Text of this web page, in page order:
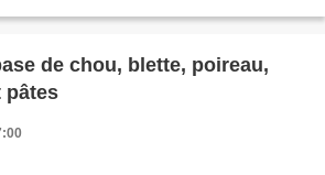
de chou, blette, poireau,
pâtes